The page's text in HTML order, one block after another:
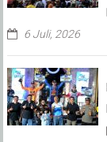
6 Juli, 2026